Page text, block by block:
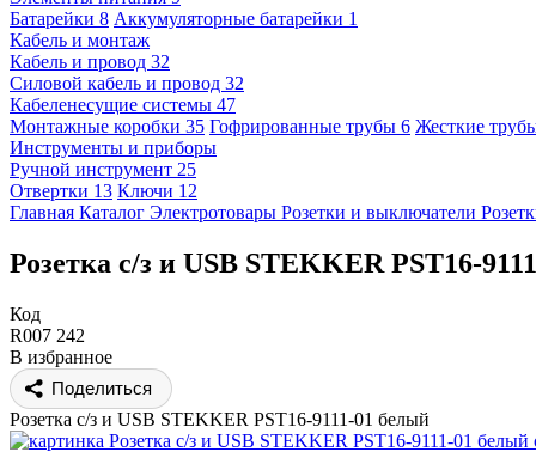
Батарейки 8 Аккумуляторные батарейки 1
Кабель и монтаж
Кабель и провод 32
Силовой кабель и провод 32
Кабеленесущие системы 47
Монтажные коробки 35 Гофрированные трубы 6 Жесткие
Инструменты и приборы
Ручной инструмент 25
Отвертки 13 Ключи 12
Главная Каталог Электротовары Розетки и выключатели
Розетка с/з и USB STEKKER PST16-
Код
R007 242
В избранное
Поделиться
Розетка с/з и USB STEKKER PST16-9111-01 белый